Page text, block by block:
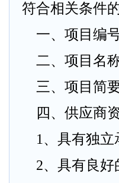
符合相关条件
一、项目编号
二、项目名
三、项目简
四、供应商
1、具有独立
2、具有良好